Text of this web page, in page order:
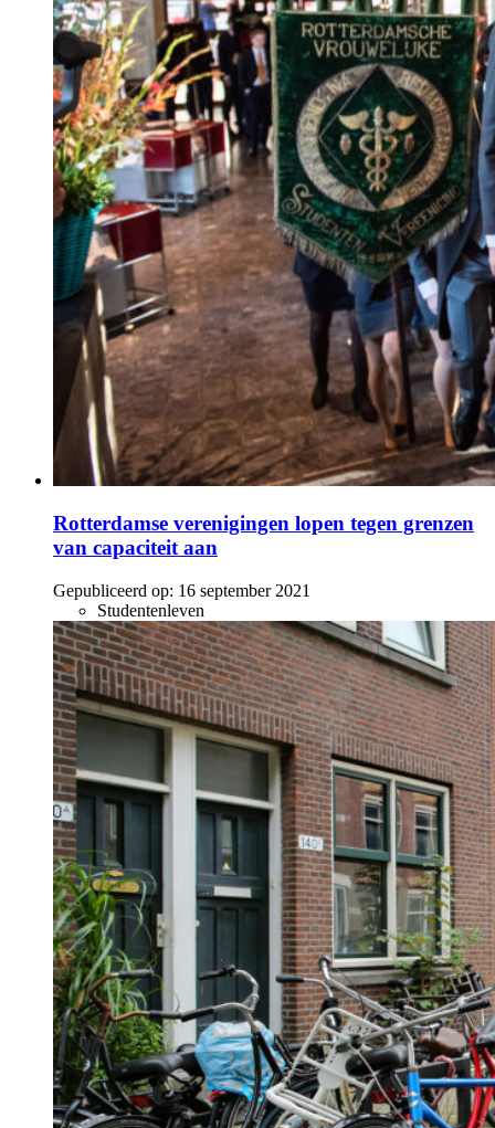
Rotterdamse verenigingen lopen tegen grenzen
van capaciteit aan
Gepubliceerd op: 16 september 2021
Studentenleven